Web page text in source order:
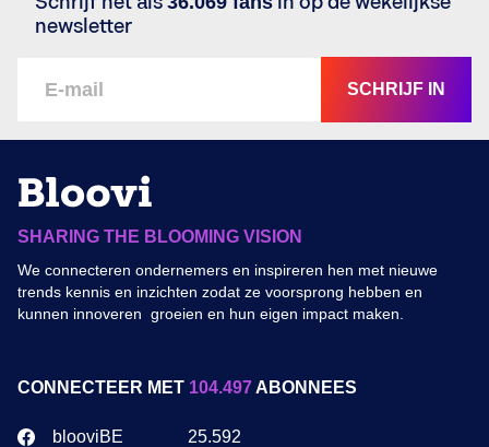
newsletter
SCHRIJF IN
SHARING THE BLOOMING VISION
We connecteren ondernemers en inspireren hen met nieuwe
trends kennis en inzichten zodat ze voorsprong hebben en
kunnen innoveren groeien en hun eigen impact maken.
CONNECTEER MET 104.497ABONNEES
blooviBE 25.592